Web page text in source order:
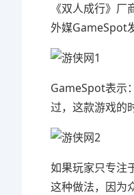
《双人成行》
外媒GameSpot
GameSpot表示
过，这款游戏的
如果玩家只专注
这种做法，因为